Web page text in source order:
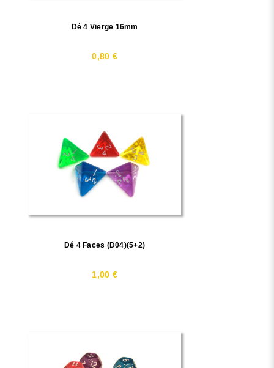
Dé 4 Vierge 16mm
0,80 €
Dé 4 Faces (D04)(5+2)
1,00 €